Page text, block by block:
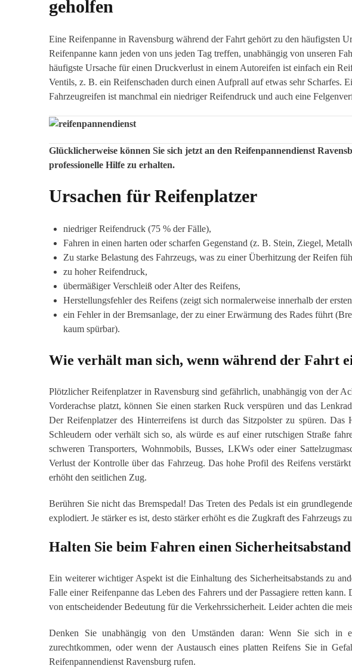
geholfen
Eine Reifenpanne in Ravensburg während der Fahrt gehört zu den häufigsten
Reifenpanne kann jeden von uns jeden Tag treffen, unabhängig von unseren
häufigste Ursache für einen Druckverlust in einem Autoreifen ist einfach ein
Ventils, z. B. ein Reifenschaden durch einen Aufprall auf etwas sehr Scharfes.
Fahrzeugreifen ist manchmal ein niedriger Reifendruck und auch eine
Glücklicherweise können Sie sich jetzt an den Reifenpannendienst
professionelle Hilfe zu erhalten.
Ursachen für Reifenplatzer
niedriger Reifendruck (75 % der Fälle), ⁣
Fahren in einen harten oder scharfen Gegenstand (z. B. Stein, Ziegel,
Zu starke Belastung des Fahrzeugs, was zu einer Überhitzung der Reifen
zu hoher Reifendruck,
übermäßiger Verschleiß oder Alter des Reifens,
Herstellungsfehler des Reifens (zeigt sich normalerweise innerhalb der
ein Fehler in der Bremsanlage, der zu einer Erwärmung des Rades führt
kaum spürbar).
Wie verhält man sich, wenn während der Fahrt
Plötzlicher Reifenplatzer in Ravensburg sind gefährlich, unabhängig von der
Vorderachse platzt, können Sie einen starken Ruck verspüren und das
Der Reifenplatzer des Hinterreifens ist durch das Sitzpolster zu spüren. Das
Schleudern oder verhält sich so, als würde es auf einer rutschigen Straße
schweren Transporters, Wohnmobils, Busses, LKWs oder einer
Verlust der Kontrolle über das Fahrzeug. Das hohe Profil des Reifens
erhöht den seitlichen Zug.
Berühren Sie nicht das Bremspedal! Das Treten des Pedals ist ein
explodiert. Je stärker es ist, desto stärker erhöht es die Zugkraft des Fahrzeugs
Halten Sie beim Fahren einen
Ein weiterer wichtiger Aspekt ist die Einhaltung des Sicherheitsabstands zu
Falle einer Reifenpanne das Leben des Fahrers und der Passagiere retten
von entscheidender Bedeutung für die Verkehrssicherheit. Leider achten die
Denken Sie unabhängig von den Umständen daran: Wenn Sie sich in
zurechtkommen, oder wenn der Austausch eines platten Reifens Sie in
Reifenpannendienst Ravensburg rufen.